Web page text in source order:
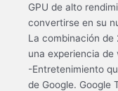
GPU de alto
convertirse en su
La combinación de
una experiencia de
-Entretenimiento
de Google. Google